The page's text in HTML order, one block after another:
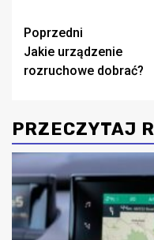
Zobacz
wpisy
Poprzedni
Jakie urządzenie
rozruchowe dobrać?
PRZECZYTAJ